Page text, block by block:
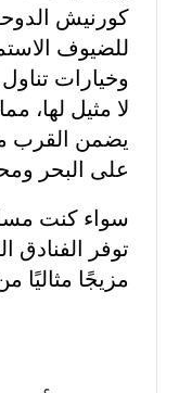
كورنيش
للضيوف
وخيارات
لا مثيل لها،
يضمن القرب
على البحر
سواء كنت
توفر الفنادق
مزيجًا مثاليًا